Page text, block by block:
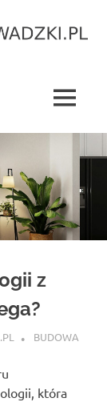
MENU
z
BUDOWA
która